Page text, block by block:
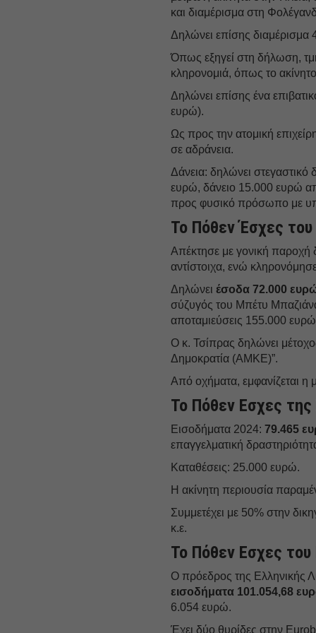
και διαμέρισμα στη
Δηλώνει επίσης διαμέρισμα
Όπως εξηγεί στη δήλωση,
κληρονομιά, όπως το
Δηλώνει επίσης ένα
ευρώ).
Ως προς την ατομική
σε αδράνεια.
Δάνεια: δηλώνει
ευρώ, δάνειο 15.000 ευρώ
προς φυσικό πρόσωπο με
Το Πόθεν Έσχες
Απέκτησε με γονική παροχή
αντίστοιχα, ενώ
Δηλώνειέσοδα 72.000
σύζυγός του Μπέτυ
αποταμιεύσεις 155.000
Ο κ. Τσίπρας δηλώνει
Δημοκρατία (ΑΜΚΕ)”.
Από οχήματα, εμφανίζεται η
Το Πόθεν Εσχες
Εισοδήματα 2024:79.465
επαγγελματική
Καταθέσεις: 25.000 ευρώ.
Η ακίνητη περιουσία
Συμμετέχει με 50% στην
κ.ε.
Το Πόθεν Εσχες
Ο πρόεδρος της Ελληνικής
εισοδήματα 101.054,68
6.054 ευρώ.
Έχει δύο θυρίδες στην